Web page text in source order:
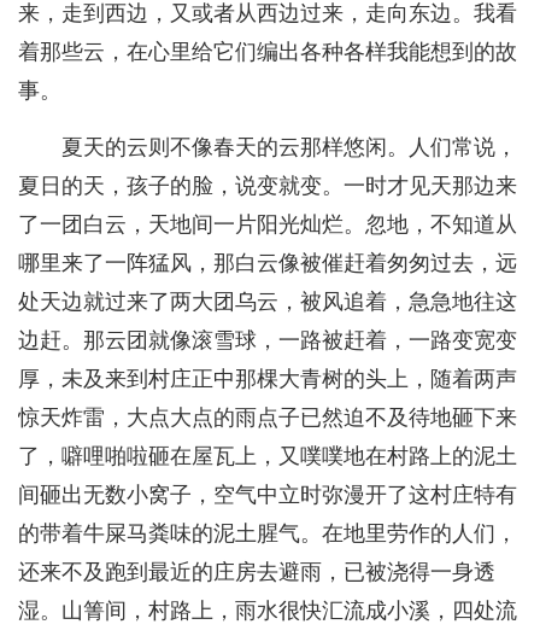
来，走到西边，又或者从西边过来，走向东边。我看
着那些云，在心里给它们编出各种各样我能想到的故
事。
夏天的云则不像春天的云那样悠闲。人们常说，
夏日的天，孩子的脸，说变就变。一时才见天那边来
了一团白云，天地间一片阳光灿烂。忽地，不知道从
哪里来了一阵猛风，那白云像被催赶着匆匆过去，远
处天边就过来了两大团乌云，被风追着，急急地往这
边赶。那云团就像滚雪球，一路被赶着，一路变宽变
厚，未及来到村庄正中那棵大青树的头上，随着两声
惊天炸雷，大点大点的雨点子已然迫不及待地砸下来
了，噼哩啪啦砸在屋瓦上，又噗噗地在村路上的泥土
间砸出无数小窝子，空气中立时弥漫开了这村庄特有
的带着牛屎马粪味的泥土腥气。在地里劳作的人们，
还来不及跑到最近的庄房去避雨，已被浇得一身透
湿。山箐间，村路上，雨水很快汇流成小溪，四处流